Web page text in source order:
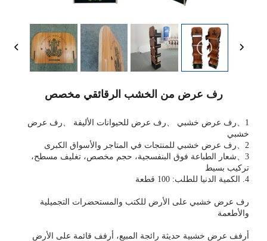
رف عرض من الخشب الرقائقي مخصص
、 رف عرض خشبي、 رف عرض للحيوانات الأليفة、
رف عرض
خشبي
、
رف عرض خشبي للمنتجات في المتاجر والأسواق الكبرى
、
شعار الطباعة فوق البنفسجية، حجم مخصص، تغليف مسطح،
تركيب بسيط
رف عرض خشبي على الأرض للكتب والمستحضرات التجميلية
والأطعمة
أرفف عرض خشبية حديثة رائجة المبيع، أرفف قائمة على الأرض